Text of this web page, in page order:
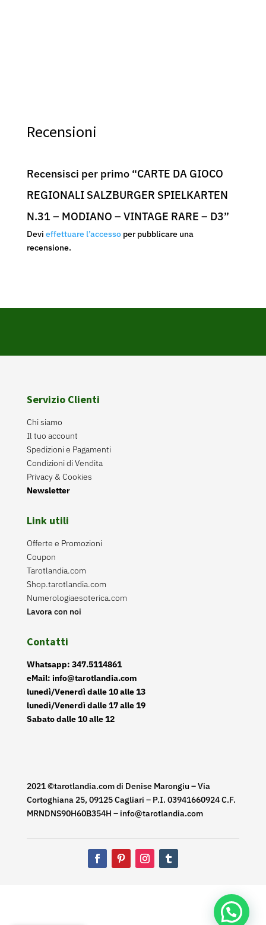
Recensioni
Recensisci per primo “CARTE DA GIOCO
REGIONALI SALZBURGER SPIELKARTEN
N.31 – MODIANO – VINTAGE RARE – D3”
Devi effettuare l’accessoper pubblicare una
recensione.
Servizio Clienti
Chi siamo
Il tuo account
Spedizioni e Pagamenti
Condizioni di Vendita
Privacy & Cookies
Newsletter
Link utili
Offerte e Promozioni
Coupon
Tarotlandia.com
Shop.tarotlandia.com
Numerologiaesoterica.com
Lavora con noi
Contatti
Whatsapp: 347.5114861
eMail: info@tarotlandia.com
lunedì/Venerdì dalle 10 alle 13
lunedì/Venerdì dalle 17 alle 19
Sabato dalle 10 alle 12
2021 ©tarotlandia.com di Denise Marongiu – Via
Cortoghiana 25, 09125 Cagliari – P.I. 03941660924 C.F.
MRNDNS90H60B354H – info@tarotlandia.com